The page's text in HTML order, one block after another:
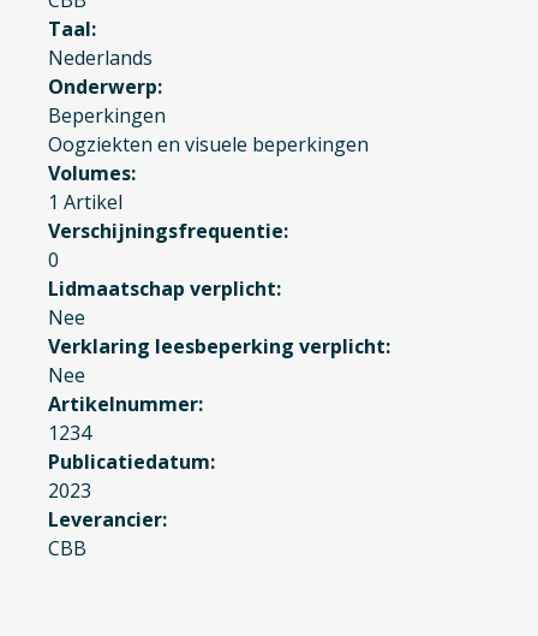
Taal
Nederlands
Onderwerp
Beperkingen
Oogziekten en visuele beperkingen
Volumes
1 Artikel
Verschijningsfrequentie
0
Lidmaatschap verplicht
Nee
Verklaring leesbeperking verplicht
Nee
Artikelnummer
1234
Publicatiedatum
2023
Leverancier
CBB